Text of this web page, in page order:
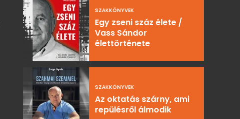
SZAKKÖNYVEK
Egy zseni száz élete /
Vass Sándor
élettörténete
SZAKKÖNYVEK
Az oktatás szárny, ami
repülésről álmodik